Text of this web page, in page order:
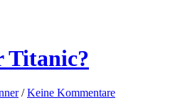
Titanic?
/Keine Kommentare